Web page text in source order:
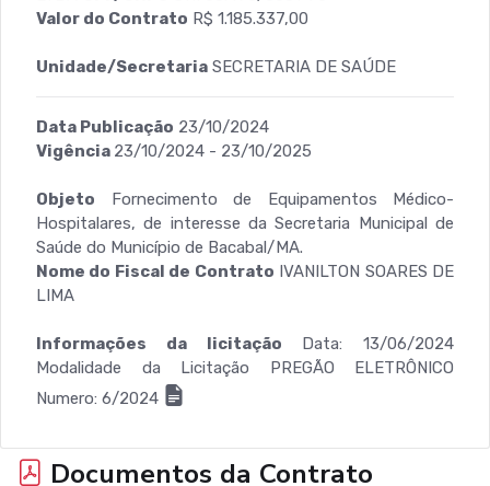
Valor do Contrato R$ 1.185.337,00
Unidade/Secretaria SECRETARIA DE SAÚDE
Data Publicação 23/10/2024
Vigência 23/10/2024 - 23/10/2025
Objeto Fornecimento de Equipamentos Médico-
Hospitalares, de interesse da Secretaria Municipal de
Saúde do Município de Bacabal/MA.
Nome do Fiscal de Contrato IVANILTON SOARES DE
LIMA
Informações da licitação Data: 13/06/2024
Modalidade da Licitação PREGÃO ELETRÔNICO
Numero: 6/2024
Documentos da Contrato